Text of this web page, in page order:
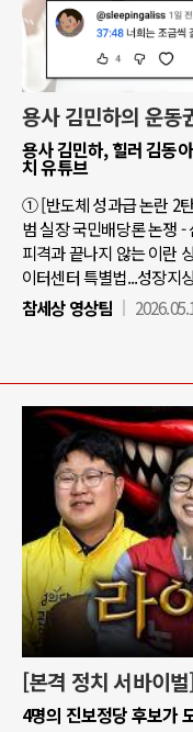
용사 김민하의 운동
용사 김민하, 힐러 김동
치 유튜브
① [반도체 성과급 논란 2
범 실장 국민배당론 논쟁
피격과 끝나지 않는 이란
이터센터 특별법...성장지
참세상 영상팀
[본격 정치 서바이
4명의 진보정당 후보가